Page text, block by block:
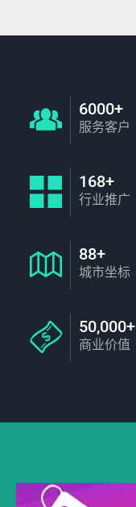
6000+
服务客户
168+
行业推广
88+
城市坐标
50,000+
商业价值